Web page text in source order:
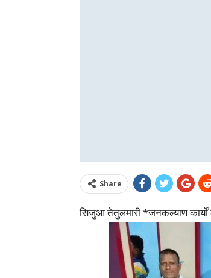
Share
सिजुआ तेतुलमारी *जनकल्याण